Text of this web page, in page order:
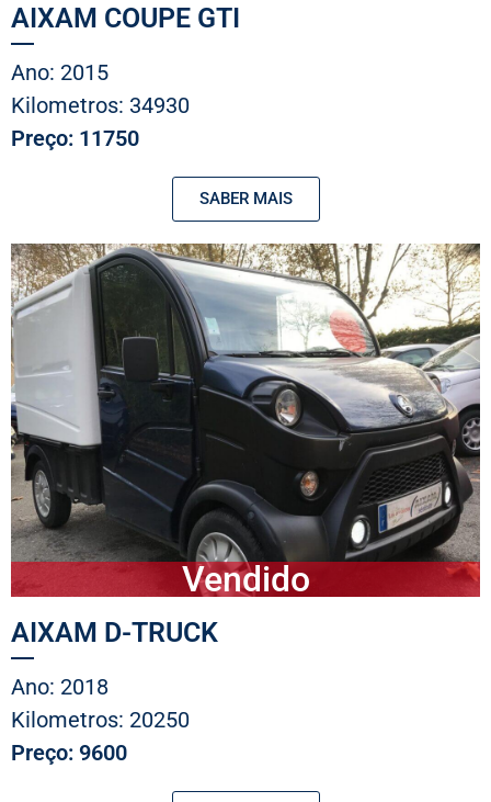
AIXAM COUPE GTI
Ano: 2015
Kilometros: 34930
Preço: 11750
SABER MAIS
Vendido
AIXAM D-TRUCK
Ano: 2018
Kilometros: 20250
Preço: 9600